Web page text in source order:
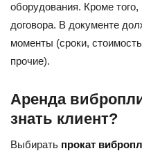
оборудования. Кроме
договора. В документе
моменты (сроки,
прочие).
Аренда
знать клиент?
Выбирать прокат